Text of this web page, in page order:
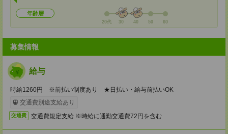
年齢層
20代 30 40 50 60
募集情報
給与
時給1260円 ※前払い制度あり ★日払い・給与前払いOK
交通費別途支給あり
交通費 交通費規定支給 ※時給に通勤交通費72円を含む